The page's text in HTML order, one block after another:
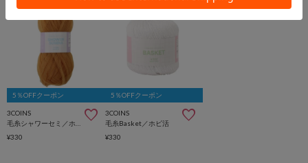
5％OFFクーポン
3COINS
¥330
5％OFFクーポン
3COINS
毛糸Basket／ホビ活
¥330